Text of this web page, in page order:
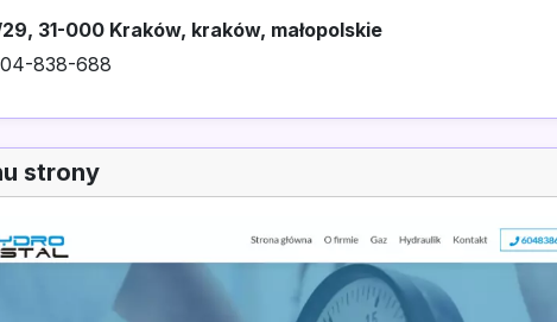
31-000 Kraków, kraków, małopolskie
838-688
strony